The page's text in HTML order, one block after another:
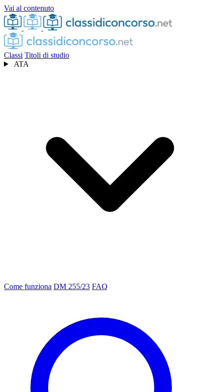
Vai al contenuto
Classi Titoli di studio
ATA
Come funziona DM 255/23 FAQ